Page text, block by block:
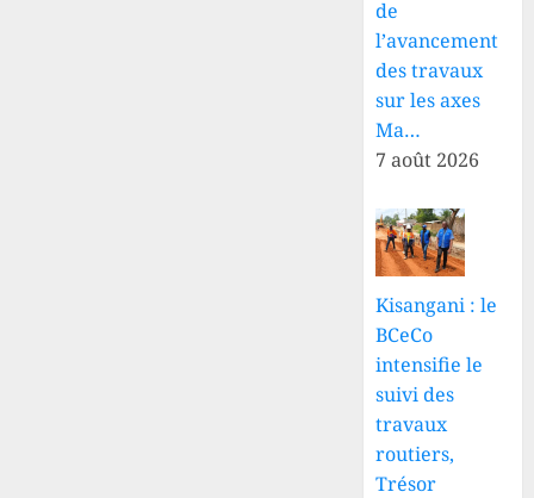
de
l’avancement
des travaux
sur les axes
Ma…
7 août 2026
Kisangani : le
BCeCo
intensifie le
suivi des
travaux
routiers,
Trésor